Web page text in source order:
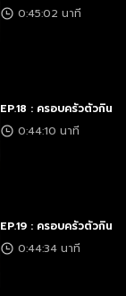
0:45:02 นาที
EP.18 : ครอบครัวตัวกิน
0:44:10 นาที
EP.19 : ครอบครัวตัวกิน
0:44:34 นาที